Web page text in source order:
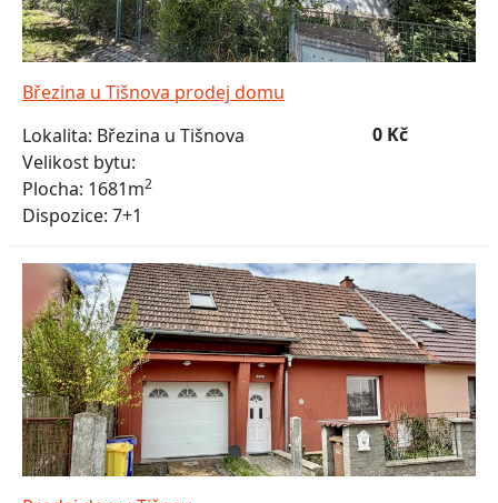
Březina u Tišnova prodej domu
Lokalita: Březina u Tišnova
Velikost bytu:
Plocha: 1681m2
Dispozice: 7+1
0 Kč